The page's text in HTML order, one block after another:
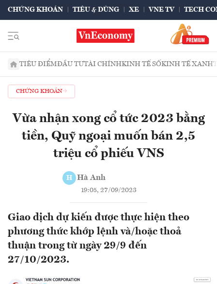
CHỨNG KHOÁN TIÊU & DÙNG XE VNE TV TECH
TIÊU ĐIỂMĐẦU TƯTÀI CHÍNHKINH TẾ SỐKINH TẾ XANH
CHỨNG KHOÁN
Vừa nhận xong cổ tức 2023 bằng
tiền, Quỹ ngoại muốn bán 2,5
triệu cổ phiếu VNS
H Hà Anh
19:05, 27/09/2023
Giao dịch dự kiến được thực hiện theo
phương thức khớp lệnh và/hoặc thoả
thuận trong từ ngày 29/9 đến
27/10/2023.